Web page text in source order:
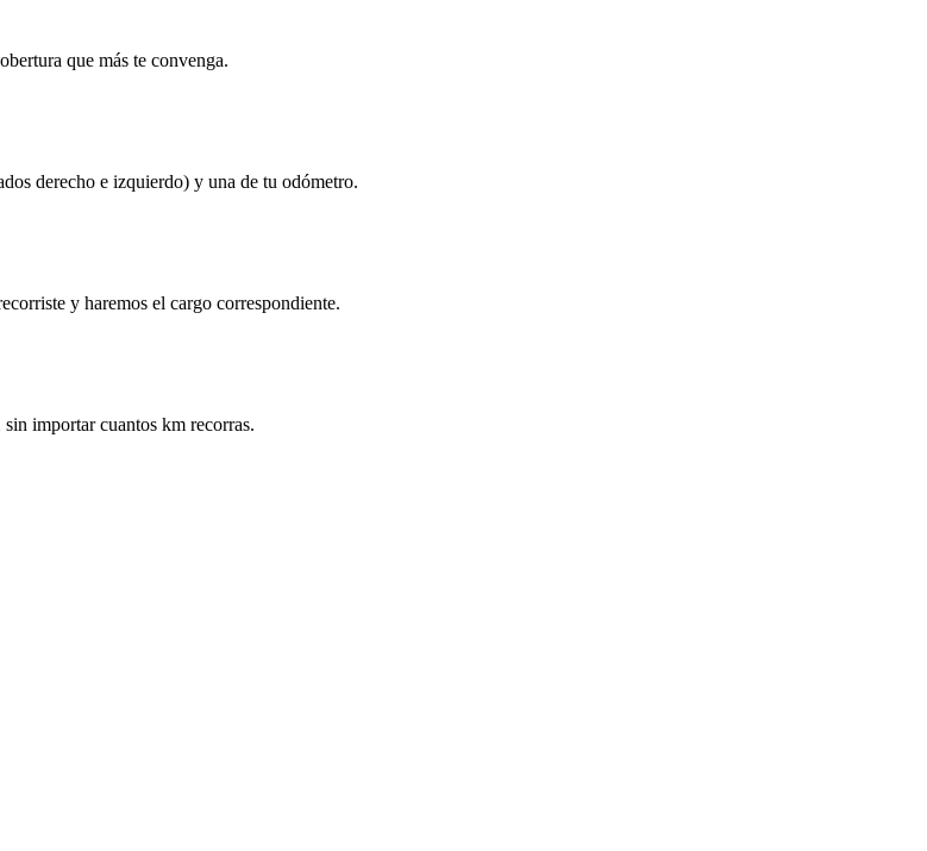
que más te convenga.
derecho e izquierdo) y una de tu odómetro.
y haremos el cargo correspondiente.
importar cuantos km recorras.